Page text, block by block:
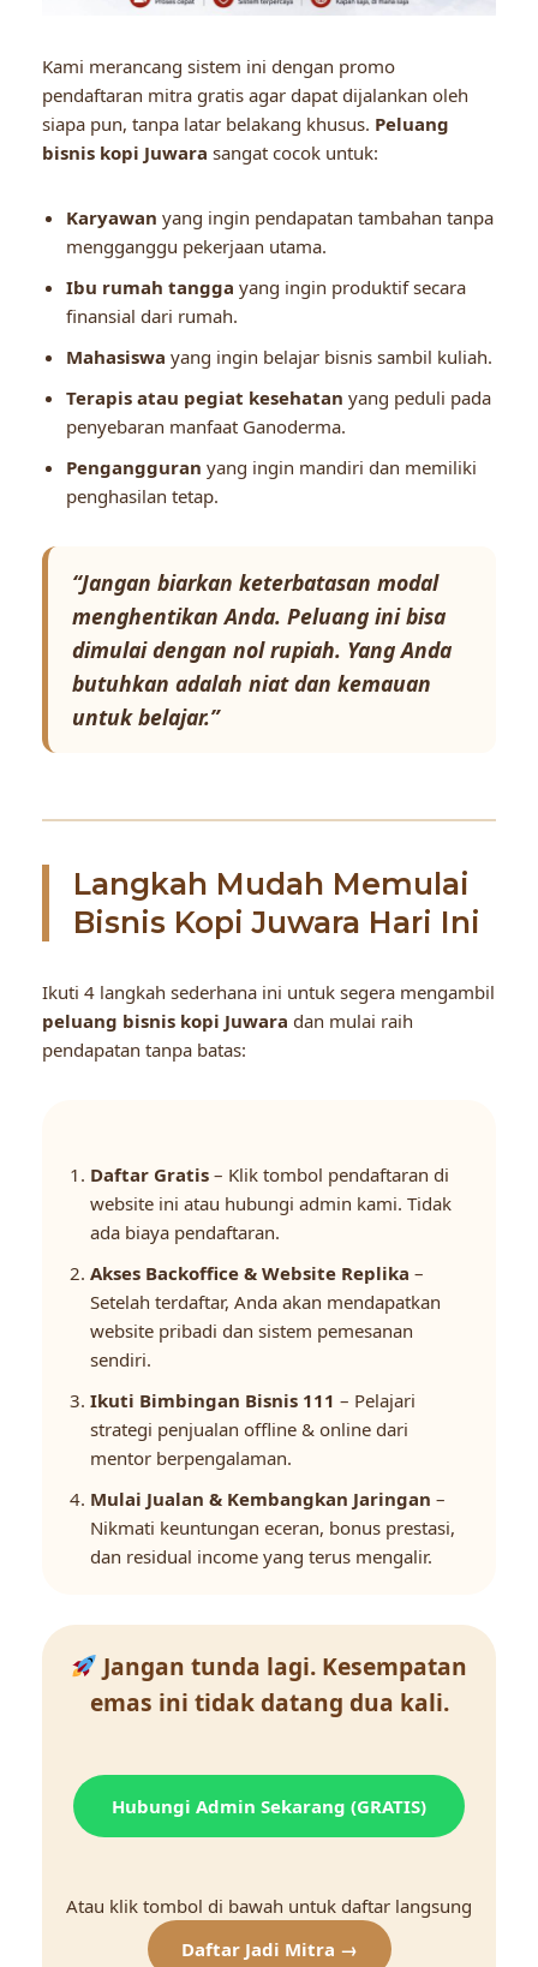
Kami merancang sistem ini dengan promo
pendaftaran mitra gratis agar dapat dijalankan oleh
siapa pun, tanpa latar belakang khusus. Peluang
bisnis kopi Juwara sangat cocok untuk:
Karyawan yang ingin pendapatan tambahan tanpa
mengganggu pekerjaan utama.
Ibu rumah tangga yang ingin produktif secara
finansial dari rumah.
Mahasiswa yang ingin belajar bisnis sambil kuliah.
Terapis atau pegiat kesehatan yang peduli pada
penyebaran manfaat Ganoderma.
Pengangguran yang ingin mandiri dan memiliki
penghasilan tetap.
“Jangan biarkan keterbatasan modal
menghentikan Anda. Peluang ini bisa
dimulai dengan nol rupiah. Yang Anda
butuhkan adalah niat dan kemauan
untuk belajar.”
Langkah Mudah Memulai
Bisnis Kopi Juwara Hari Ini
Ikuti 4 langkah sederhana ini untuk segera mengambil
peluang bisnis kopi Juwara dan mulai raih
pendapatan tanpa batas:
Daftar Gratis – Klik tombol pendaftaran di
website ini atau hubungi admin kami. Tidak
ada biaya pendaftaran.
Akses Backoffice & Website Replika –
Setelah terdaftar, Anda akan mendapatkan
website pribadi dan sistem pemesanan
sendiri.
Ikuti Bimbingan Bisnis 111 – Pelajari
strategi penjualan offline & online dari
mentor berpengalaman.
Mulai Jualan & Kembangkan Jaringan –
Nikmati keuntungan eceran, bonus prestasi,
dan residual income yang terus mengalir.
Jangan tunda lagi. Kesempatan
emas ini tidak datang dua kali.
Hubungi Admin Sekarang (GRATIS)
Atau klik tombol di bawah untuk daftar langsung
Daftar Jadi Mitra →